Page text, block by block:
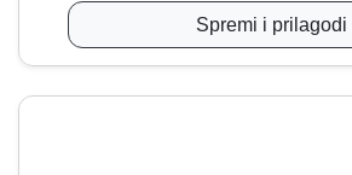
Spremi i prilagodi